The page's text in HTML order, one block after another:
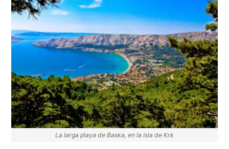
La larga playa de Baska, en la isla de Krk